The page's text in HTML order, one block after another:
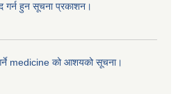
गर्न हुन सूचना प्रकाशन।
medicine को आशयको सूचना।